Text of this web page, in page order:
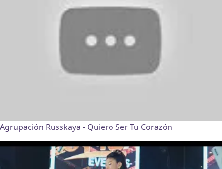
Agrupación Russkaya - Quiero Ser Tu Corazón